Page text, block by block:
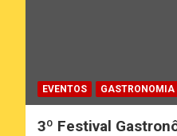
EVENTOS GASTRONOMIA
3º Festival